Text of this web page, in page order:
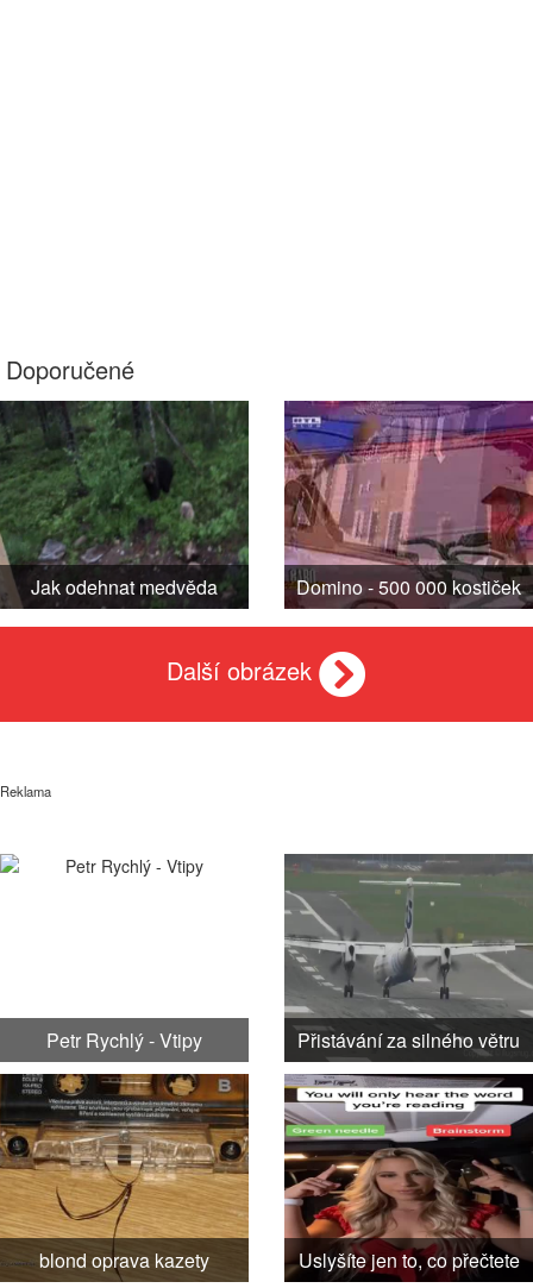
Doporučené
Jak odehnat medvěda Domino - 500 000 kostiček
Další obrázek
Reklama
Petr Rychlý - Vtipy Přistávání za silného větru
blond oprava kazety Uslyšíte jen to, co přečtete